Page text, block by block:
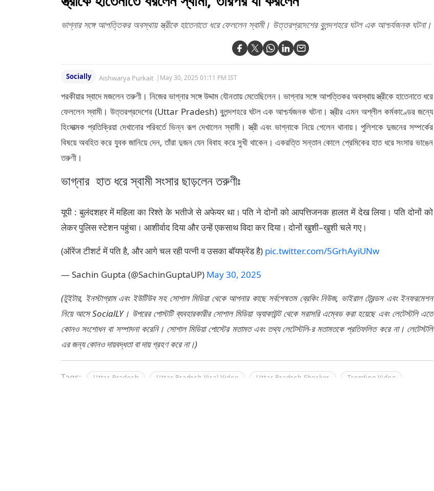
ভাগ্নার সঙ্গে আপত্তিকর অবস্থায় স্ত্রীকে হাতেনাতে ধরে ফেললেন স্বামী। উত্তরপ্রদেশের বুলন্দশহরে ঘটল এক আশ্চর্যজনক ঘটনা।
Socially Aishwarya Purkait | May 30, 2025 01:11 PM IST
পরকীয়ার স্বাদে মজলেন তরুণী। নিজের ভাগ্নার সঙ্গে উদ্দাম যৌনতায় মেতেছিলেন। ভাগ্নার সঙ্গে আপত্তিকর অবস্থায় স্ত্রীকে হাতেনাতে ধরে
ফেললেন স্বামী। উত্তরপ্রদেশের (Uttar Pradesh) বুলন্দশহরে ঘটল এক আশ্চর্যজনক ঘটনা। স্ত্রীর এমন অশ্লীল কর্মকাণ্ডের জন্যে
হিংসাত্মক প্রতিক্রিয়া দেখানোর পরিবর্তে ভিন্ন রূপ দেখালেন স্বামী। স্ত্রী এবং ভাগ্নাকে নিয়ে গেলেন থানায়। পুলিশকে দুজনের সম্পর্কের
বিষয়ে অবহিত করে যুবক জানিয়ে দেন, তাঁরা দুজন যেন বিবাহ করে সুখী থাকেন। একরত্তি সন্তান কোলে প্রেমিকের হাত ধরে সংসার ভাঙেন
তরুণী।
ভাগ্নার হাত ধরে স্বামী সংসার ছাড়লেন তরুণীঃ
यूपी : बुलंदशहर में महिला का रिश्ते के भतीजे से अफेयर था। पति ने दोनों को आपत्तिजनक हालत में देख लिया। पति दोनों को
लेकर पुलिस स्टेशन पहुंचा। आशीर्वाद दिया और उन्हें एकसाथ विदा कर दिया। दोनों खुशी–खुशी चले गए।
(ऑरेंज टीशर्ट में पति है, और आगे चल रही पत्नी व उसका बॉयफ्रेंड है) pic.twitter.com/5GrhAyiUNw
— Sachin Gupta (@SachinGuptaUP) May 30, 2025
(টুইটার, ইনস্টাগ্রাম এবং ইউটিউব সহ সোশাল মিডিয়া থেকে আপনার কাছে সর্বশেষতম ব্রেকিং নিউজ, ভাইরাল ট্রেন্ডস এবং ইনফরমেশন
নিয়ে আসে SocialLY। উপরের পোস্টটি ব্যবহারকারীর সোশাল মিডিয়া অ্যাকাউন্ট থেকে সরাসরি এম্বেড করা হয়েছে এবং লেটেস্টলি এতে
কোনও সংশোধন বা সম্পাদনা করেনি। সোশাল মিডিয়া পোস্টের মতামত এবং তথ্য লেটেস্টলি-র মতামতকে প্রতিফলিত করে না। লেটেস্টলি
এর জন্য কোনও দায়বদ্ধতা বা দায় গ্রহণ করে না।)
Tags: Uttar Pradesh Uttar Pradesh Viral Video Uttar Pradesh Shocker Trending Video